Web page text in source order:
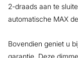
2-draads aan te
automatische MAX
Bovendien geniet u